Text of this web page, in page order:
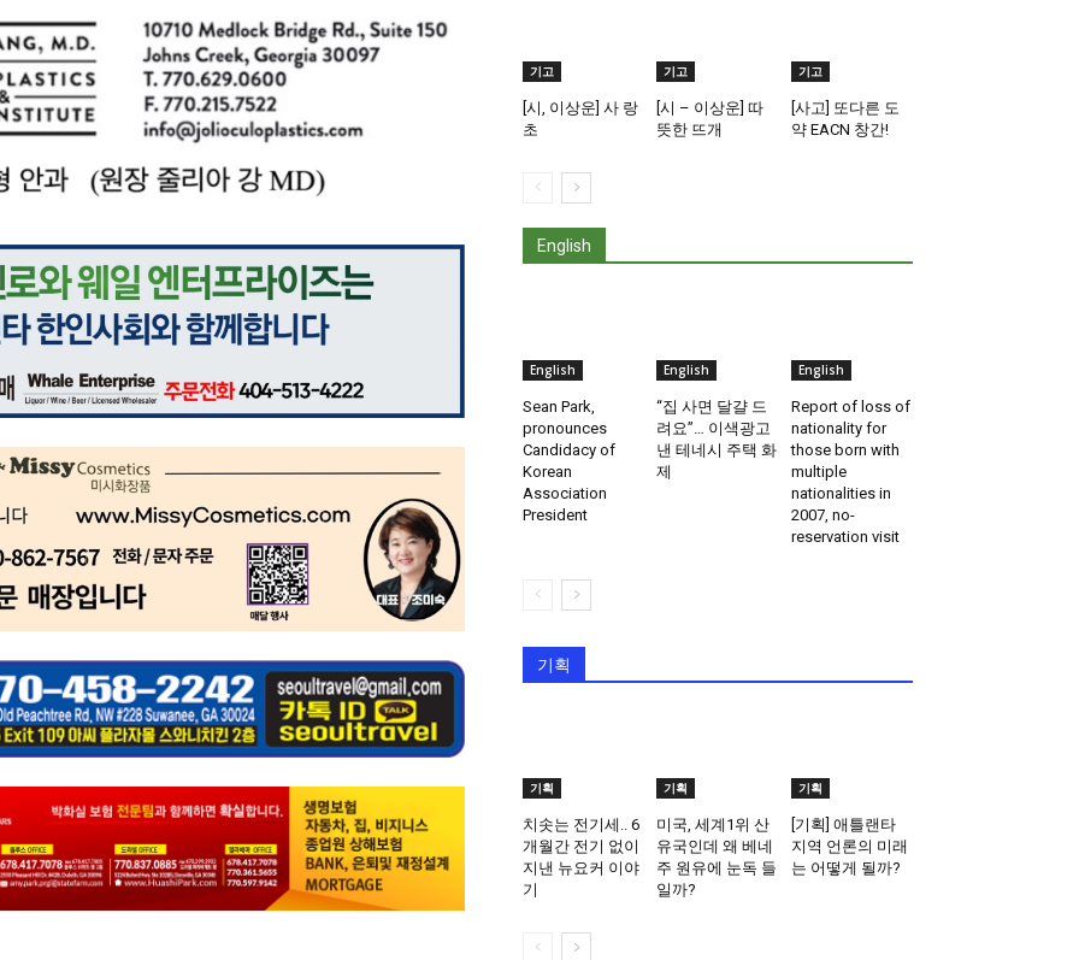
기고
[시, 이상운] 사 랑
초
기고
[시 – 이상운] 따
뜻한 뜨개
기고
[사고] 또다른 도
약 EACN 창간!
English
English
Sean Park,
pronounces
Candidacy of
Korean
Association
President
English
“집 사면 달걀 드
려요”… 이색광고
낸 테네시 주택 화
제
English
Report of loss of
nationality for
those born with
multiple
nationalities in
2007, no-
reservation visit
기획
기획
치솟는 전기세.. 6
개월간 전기 없이
지낸 뉴요커 이야
기
기획
미국, 세계1위 산
유국인데 왜 베네
주 원유에 눈독 들
일까?
기획
[기획] 애틀랜타
지역 언론의 미래
는 어떻게 될까?